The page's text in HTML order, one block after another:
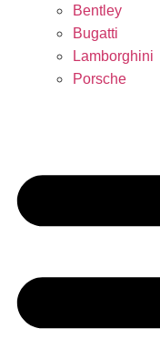
Bentley
Bugatti
Lamborghini
Porsche